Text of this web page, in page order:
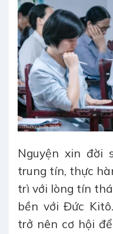
Nguyện xin đời
trung tín, thực
trì với lòng tín
bền với Đức
trở nên cơ hội